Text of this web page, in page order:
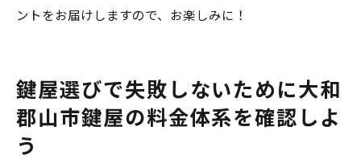
ントをお届けしますので、お楽しみに！
鍵屋選びで失敗しないために大和
郡山市鍵屋の料金体系を確認しよ
う